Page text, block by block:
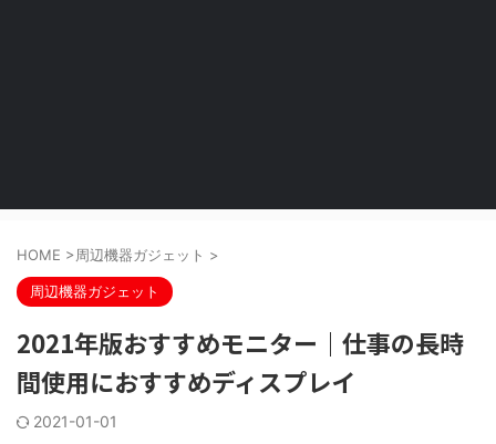
HOME >周辺機器ガジェット >
周辺機器ガジェット
2021年版おすすめモニター｜仕事の長時
間使用におすすめディスプレイ
2021-01-01